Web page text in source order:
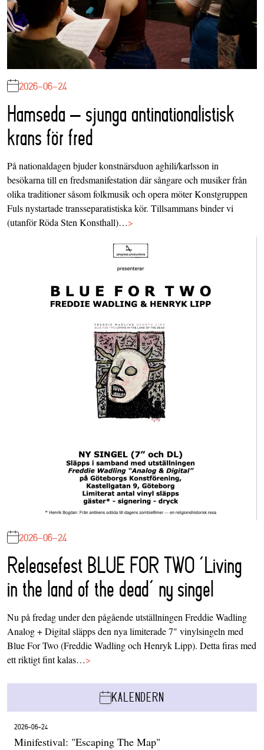
2026-06-24
Hamseda – sjunga antinationalistisk
krans för fred
På nationaldagen bjuder konstnärsduon aghili/karlsson in
besökarna till en fredsmanifestation där sångare och musiker från
olika traditioner såsom folkmusik och opera möter Konstgruppen
Fuls nystartade transseparatistiska kör. Tillsammans binder vi
(utanför Röda Sten Konsthall)…>
2026-06-24
Releasefest BLUE FOR TWO ‘Living
in the land of the dead’ ny singel
Nu på fredag under den pågående utställningen Freddie Wadling
Analog + Digital släpps den nya limiterade 7" vinylsingeln med
Blue For Two (Freddie Wadling och Henryk Lipp). Detta firas med
ett riktigt fint kalas…>
KALENDERN
2026-06-24
Minifestival: "Escaping The Map"